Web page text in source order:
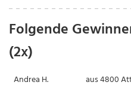
Folgende
(2x)
Andrea H.
aus 4800